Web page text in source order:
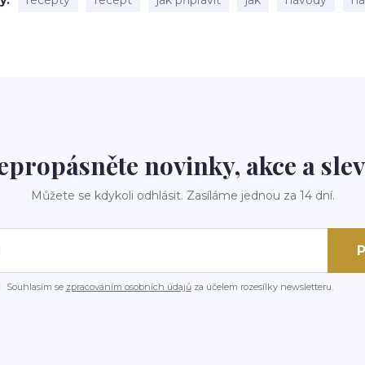
novinky, akce a
Můžete se kdykoli odhlásit. Zasíláme jednou za 14 dní.
Souhlasím se zpracováním osobních údajůza účelem rozesílky newsletteru.